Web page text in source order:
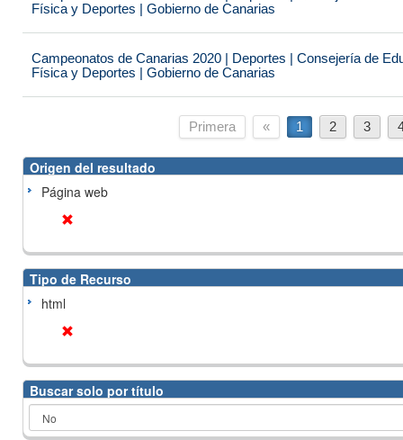
Física y Deportes | Gobierno de Canarias
Campeonatos de Canarias 2020 | Deportes | Consejería de
Física y Deportes | Gobierno de Canarias
Primera « 1 2 3
Origen del resultado
Página web
Tipo de Recurso
html
Buscar solo por título